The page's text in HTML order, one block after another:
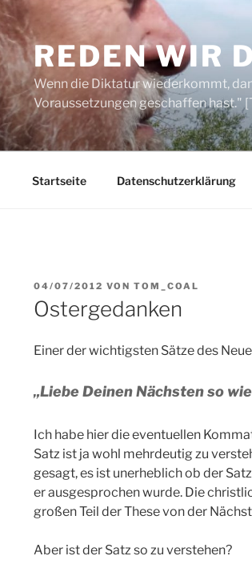
REDEN WIR
Wenn die Diktatur wiederkommt,
Voraussetzungen geschaffen hast."
Startseite Datenschutzerklärung
VERÖFFENTLICHT
AM
04/07/2012 VON TOM_COAL
Ostergedanken
Einer der wichtigsten Sätze des
„Liebe Deinen Nächsten so
Ich habe hier die eventuellen
Satz ist ja wohl mehrdeutig zu
gesagt, es ist unerheblich ob der
er ausgesprochen wurde. Die
großen Teil der These von der
Aber ist der Satz so zu verstehen?